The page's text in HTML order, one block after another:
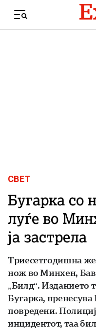
Menu
СВЕТ
Бугарка со
луѓе во
ја застрела
Триесетгодишна
нож во Минхен,
„Билд“. Изданието
Бугарка,
повредени.
инцидентот, таа